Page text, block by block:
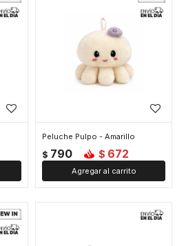
Peluche Pulpo - Amarillo
$ 790 $ 672